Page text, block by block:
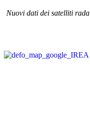
Nuovi dati dei satelliti